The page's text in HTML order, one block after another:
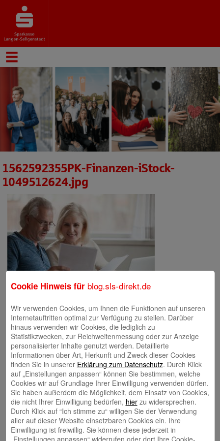
1562592355PK-Finanzen-iStock-
1049512624.jpg
image…
Schreibe einen Kommentar
Deine E-Mail-Adresse wird nicht veröffentlicht. Erforderliche Felder
sind mit*markiert
Cookie Hinweis für blog.sls-direkt.de
Wir verwenden Cookies, um Ihnen die Funktionen auf unseren
Internetauftritten optimal zur Verfügung zu stellen. Darüber
hinaus verwenden wir Cookies, die lediglich zu
Statistikzwecken, zur Reichweitenmessung oder zur Anzeige
personalisierter Inhalte genutzt werden. Detaillierte
Informationen über Art, Herkunft und Zweck dieser Cookies
finden Sie in unserer Erklärung zum Datenschutz. Durch Klick
auf „Einstellungen anpassen“ können Sie bestimmen, welche
Cookies wir auf Grundlage Ihrer Einwilligung verwenden dürfen.
Sie haben außerdem die Möglichkeit, dem Einsatz von Cookies,
die nicht Ihrer Einwilligung bedürfen, hierzu widersprechen.
Durch Klick auf “Ich stimme zu“ willigen Sie der Verwendung
aller auf dieser Website einsetzbaren Cookies ein. Ihre
Einwilligung ist freiwillig. Sie können diese jederzeit in
„Einstellungen anpassen“ widerrufen oder dort Ihre Cookie-